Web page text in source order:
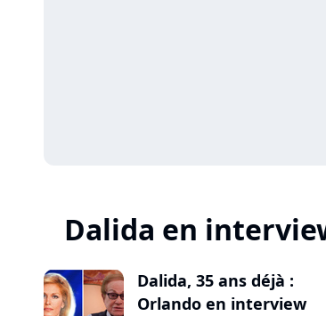
Dalida en
Dalida, 35 ans déjà :
Orlando en interview